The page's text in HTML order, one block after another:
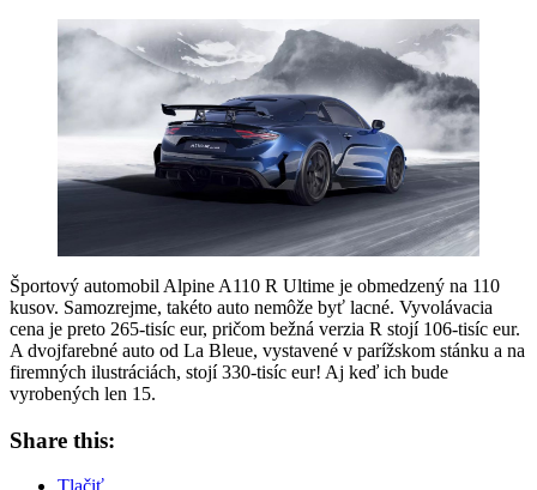
Športový automobil Alpine A110 R Ultime je obmedzený na 110
kusov. Samozrejme, takéto auto nemôže byť lacné. Vyvolávacia
cena je preto 265-tisíc eur, pričom bežná verzia R stojí 106-tisíc eur.
A dvojfarebné auto od La Bleue, vystavené v parížskom stánku a na
firemných ilustráciách, stojí 330-tisíc eur! Aj keď ich bude
vyrobených len 15.
Share this: